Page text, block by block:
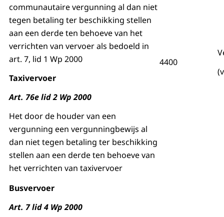
communautaire vergunning al dan niet
tegen betaling ter beschikking stellen
aan een derde ten behoeve van het
verrichten van vervoer als bedoeld in
art. 7, lid 1 Wp 2000
Taxivervoer
Art. 76e lid 2 Wp 2000
Het door de houder van een
vergunning een vergunningbewijs al
dan niet tegen betaling ter beschikking
stellen aan een derde ten behoeve van
het verrichten van taxivervoer
4400
Busvervoer
Art. 7 lid 4 Wp 2000